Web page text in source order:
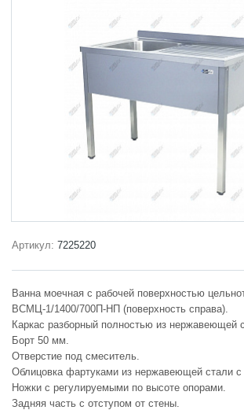
Артикул: 7225220
Ванна моечная с рабочей поверхностью
ВСМЦ-1/1400/700П-НП (поверхность справа).
Каркас разборный полностью из нержавеющей
Борт 50 мм.
Отверстие под смеситель.
Облицовка фартуками из нержавеющей стали с
Ножки с регулируемыми по высоте опорами.
Задняя часть с отступом от стены.